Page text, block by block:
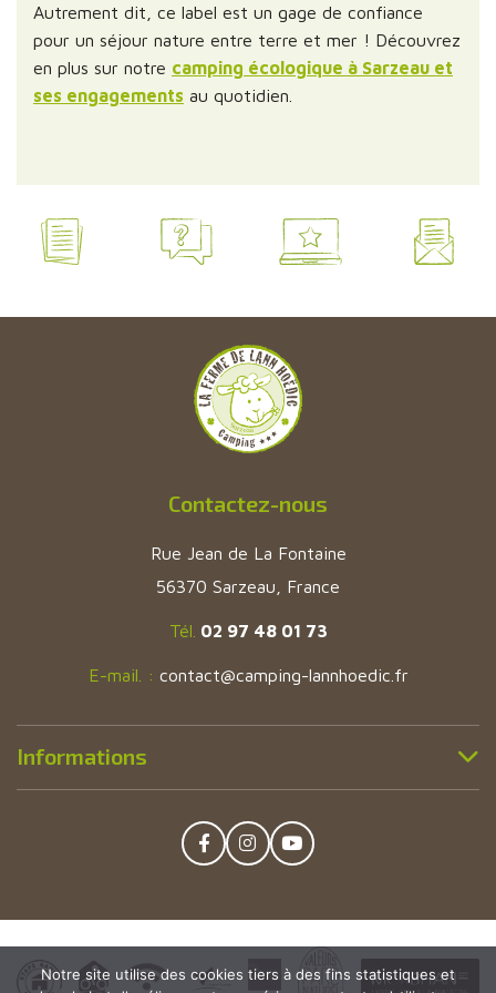
Autrement dit, ce label est un gage de confiance
pour un séjour nature entre terre et mer ! Découvrez
en plus sur notre camping écologique à Sarzeau et
ses engagements au quotidien.
Contactez-nous
Rue Jean de La Fontaine
56370 Sarzeau, France
Tél. 02 97 48 01 73
E-mail. : contact@camping-lannhoedic.fr
Informations
Notre site utilise des cookies tiers à des fins statistiques et